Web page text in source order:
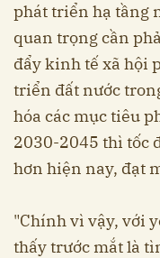
phát triển hạ tầng
quan trọng cần
đẩy kinh tế xã hội
triển đất nước
hóa các mục tiêu
2030-2045 thì tốc
hơn hiện nay, đạt
"Chính vì vậy, với
thấy trước mắt là